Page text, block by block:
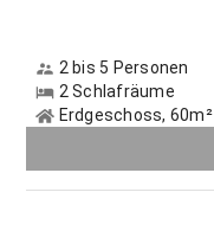
2 bis 5 Personen
2 Schlafräume
Erdgeschoss, 60m²